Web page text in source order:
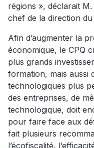
régions », déclarait
chef de la direction du
Afin d’augmenter la
économique, le CPQ
plus grands
formation, mais aussi
technologiques plus
des entreprises, de
technologique, doit
pour faire face aux
fait plusieurs
l’écofiscalité,